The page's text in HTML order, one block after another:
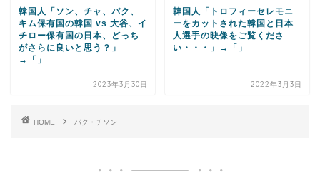
韓国人「ソン、チャ、パク、
キム保有国の韓国 vs 大谷、イ
チロー保有国の日本、どっち
がさらに良いと思う？」
→「」
2023年3月30日
韓国人「トロフィーセレモニ
ーをカットされた韓国と日本
人選手の映像をご覧くださ
い・・・」→「」
2022年3月3日
HOME パク・チソン